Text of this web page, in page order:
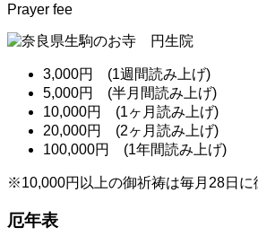
Prayer fee
3,000円 (1週間読み上げ)
5,000円 (半月間読み上げ)
10,000円 (1ヶ月読み上げ)
20,000円 (2ヶ月読み上げ)
100,000円 (1年間読み上げ)
※10,000円以上の御祈祷は毎月28日に
厄年表